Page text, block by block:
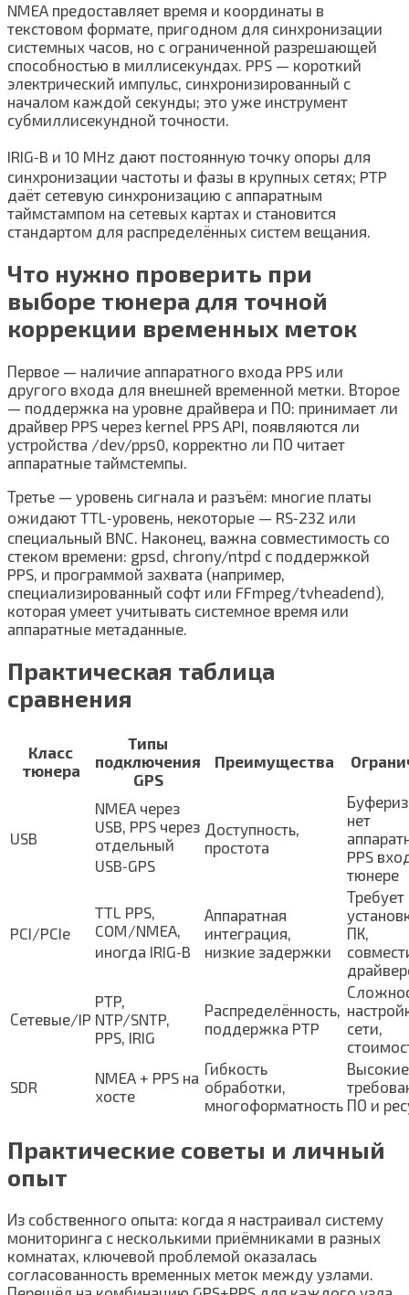
NMEA предоставляет время и координаты в
текстовом формате, пригодном для синхронизации
системных часов, но с ограниченной разрешающей
способностью в миллисекундах. PPS — короткий
электрический импульс, синхронизированный с
началом каждой секунды; это уже инструмент
субмиллисекундной точности.
IRIG‑B и 10 MHz дают постоянную точку опоры для
синхронизации частоты и фазы в крупных сетях; PTP
даёт сетевую синхронизацию с аппаратным
таймстампом на сетевых картах и становится
стандартом для распределённых систем вещания.
Что нужно проверить при
выборе тюнера для точной
коррекции временных меток
Первое — наличие аппаратного входа PPS или
другого входа для внешней временной метки. Второе
— поддержка на уровне драйвера и ПО: принимает ли
драйвер PPS через kernel PPS API, появляются ли
устройства /dev/pps0, корректно ли ПО читает
аппаратные таймстемпы.
Третье — уровень сигнала и разъём: многие платы
ожидают TTL‑уровень, некоторые — RS‑232 или
специальный BNC. Наконец, важна совместимость со
стеком времени: gpsd, chrony/ntpd с поддержкой
PPS, и программой захвата (например,
специализированный софт или FFmpeg/tvheadend),
которая умеет учитывать системное время или
аппаратные метаданные.
Практическая таблица
сравнения
Класс
тюнера
Типы
подключения
GPS
Преимущества
USB
NMEA через
USB, PPS через
отдельный
USB‑GPS
Доступность,
простота
нет
PPS
тюнере
PCI/PCIe
TTL PPS,
COM/NMEA,
иногда IRIG‑B
Аппаратная
интеграция,
низкие задержки
Требует
ПК,
Сетевые/IP
PTP,
NTP/SNTP,
PPS, IRIG
Распределённость,
поддержка PTP
сети,
SDR
NMEA + PPS на
хосте
Гибкость
обработки,
многоформатность
Высокие
ПО и
Практические советы и личный
опыт
Из собственного опыта: когда я настраивал систему
мониторинга с несколькими приёмниками в разных
комнатах, ключевой проблемой оказалась
согласованность временных меток между узлами.